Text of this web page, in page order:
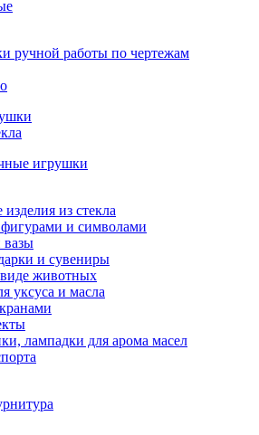
ручной работы по чертежам
игрушки
из стекла
и символами
и сувениры
животных
уксуса и масла
лампадки для арома масел